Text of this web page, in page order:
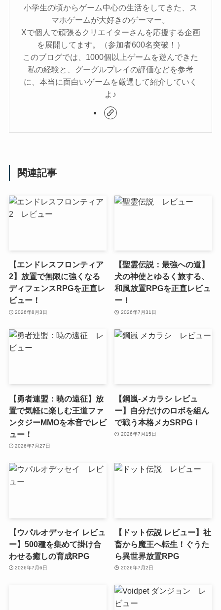
小学生の頃からゲーム中心の生活をしてきた、ス
マホゲームが大好きのゲーマー。
Xで個人で頑張るクリエイターさんを応援する企画
を展開してます。（参加者600名突破！）
このブログでは、1000個以上ゲームを遊んできた
私の経験と、グーグルプレイの評価などを参考
に、本当に面白いゲームを厳選して紹介していく
よ♪
関連記事
【エンドレスフロンティア
2】放置で無限に強くなる
ディフェンスRPGを正直レ
ビュー！
2026年8月3日
【聖霊伝説：最強への道】
犬の神使とゆるく旅する、
和風放置RPGを正直レビュ
ー！
2026年7月31日
【勇者連盟：暁の遠征】放
置で気軽に楽しむ王道ファ
ンタジーMMOを本音でレビ
ュー！
2026年7月27日
【鋼嵐-メカラシ レビュ
ー】自分だけのロボを組ん
で戦う本格メカSRPG！
2026年7月15日
【ウパルオデッセイ レビュ
ー】500種を集めて掛け合
わせる癒しの育成RPG
2026年7月6日
【ドット伝説 レビュー】社
畜から魔王へ転生！ぐうた
ら異世界放置RPG
2026年7月2日